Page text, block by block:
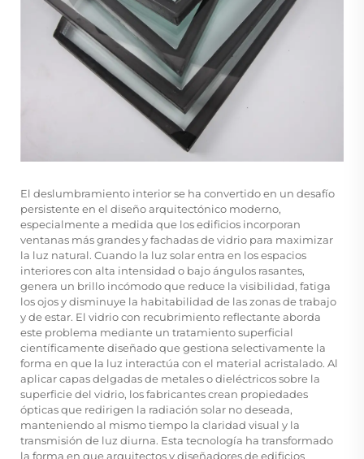
El deslumbramiento interior se ha convertido en un desafío
persistente en el diseño arquitectónico moderno,
especialmente a medida que los edificios incorporan
ventanas más grandes y fachadas de vidrio para maximizar
la luz natural. Cuando la luz solar entra en los espacios
interiores con alta intensidad o bajo ángulos rasantes,
genera un brillo incómodo que reduce la visibilidad, fatiga
los ojos y disminuye la habitabilidad de las zonas de trabajo
y de estar. El vidrio con recubrimiento reflectanteaborda
este problema mediante un tratamiento superficial
científicamente diseñado que gestiona selectivamente la
forma en que la luz interactúa con el material acristalado. Al
aplicar capas delgadas de metales o dieléctricos sobre la
superficie del vidrio, los fabricantes crean propiedades
ópticas que redirigen la radiación solar no deseada,
manteniendo al mismo tiempo la claridad visual y la
transmisión de luz diurna. Esta tecnología ha transformado
la forma en que arquitectos y diseñadores de edificios